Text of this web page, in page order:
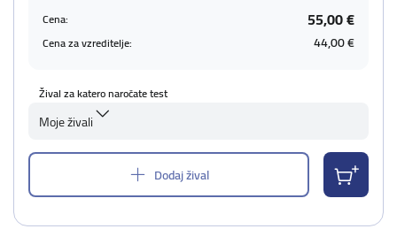
Cena: 55,00 €
Cena za vzreditelje: 44,00 €
Žival za katero naročate test
Moje živali
Dodaj žival